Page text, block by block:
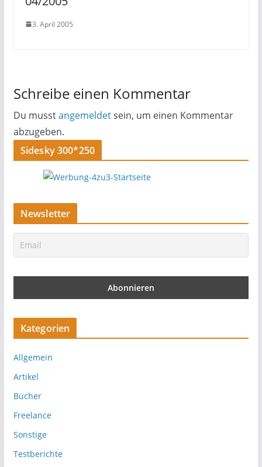
3. April 2005
Schreibe einen Kommentar
Du musstangemeldetsein, um einen Kommentar
abzugeben.
Sidesky 300*250
Newsletter
Kategorien
Allgemein
Artikel
Bücher
Freelance
Sonstige
Testberichte